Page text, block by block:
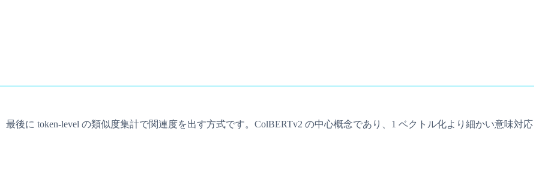
後に token-level の類似度集計で関連度を出す方式です。ColBERTv2 の中心概念であり、1 ベクトル化より細かい意味対応